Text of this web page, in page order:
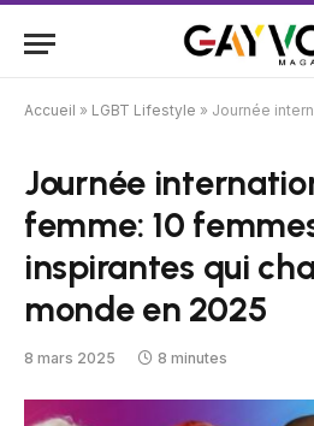
Accueil » LGBT Lifestyle » Journée internationale de la
Journée
femme: 10
inspirantes qui
monde en 2025
8 mars 2025 8 minutes